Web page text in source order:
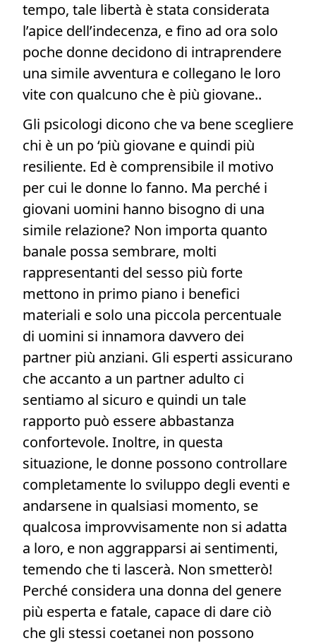
tempo, tale libertà è stata considerata
l’apice dell’indecenza, e fino ad ora solo
poche donne decidono di intraprendere
una simile avventura e collegano le loro
vite con qualcuno che è più giovane..
Gli psicologi dicono che va bene scegliere
chi è un po ‘più giovane e quindi più
resiliente. Ed è comprensibile il motivo
per cui le donne lo fanno. Ma perché i
giovani uomini hanno bisogno di una
simile relazione? Non importa quanto
banale possa sembrare, molti
rappresentanti del sesso più forte
mettono in primo piano i benefici
materiali e solo una piccola percentuale
di uomini si innamora davvero dei
partner più anziani. Gli esperti assicurano
che accanto a un partner adulto ci
sentiamo al sicuro e quindi un tale
rapporto può essere abbastanza
confortevole. Inoltre, in questa
situazione, le donne possono controllare
completamente lo sviluppo degli eventi e
andarsene in qualsiasi momento, se
qualcosa improvvisamente non si adatta
a loro, e non aggrapparsi ai sentimenti,
temendo che ti lascerà. Non smetterò!
Perché considera una donna del genere
più esperta e fatale, capace di dare ciò
che gli stessi coetanei non possono